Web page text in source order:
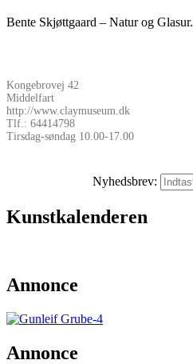
Bente Skjøttgaard – Natur og Glasur.
Kongebrovej 42
Middelfart
http://www.claymuseum.dk
Tlf.: 64414798
Tirsdag-søndag 10.00-17.00
Nyhedsbrev:
Kunstkalenderen
Annonce
Annonce